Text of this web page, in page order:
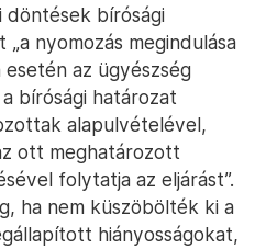
döntések bírósági
nyomozás megindulása
az ügyészség
bírósági határozat
alapulvételével,
ott meghatározott
folytatja az eljárást”.
ha nem küszöbölték ki a
hiányosságokat,